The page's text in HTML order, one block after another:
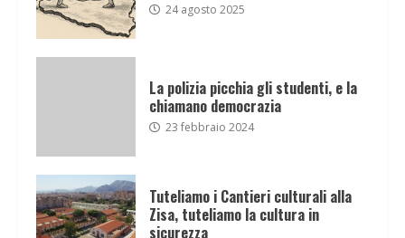
24 agosto 2025
La polizia picchia gli studenti, e la
chiamano democrazia
23 febbraio 2024
Tuteliamo i Cantieri culturali alla
Zisa, tuteliamo la cultura in
sicurezza